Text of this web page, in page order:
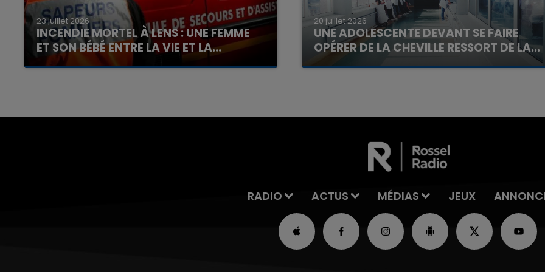
23 juillet 2026
INCENDIE MORTEL À LENS : UNE FEMME
ET SON BÉBÉ ENTRE LA VIE ET LA...
Un homme s'est immolé par le feu après avoir
20 juillet 2026
UNE ADOLESCENTE DEVANT SE FAIRE
OPÉRER DE LA CHEVILLE RESSORT DE LA...
La famille a porté plainte contre la clinique qui a
RADIO ACTUS MÉDIAS JEUX